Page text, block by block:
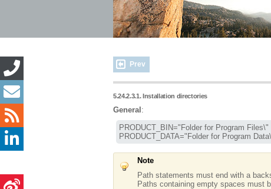
Prev
5.24.2.3.1. Installation directories
General :
PRODUCT_BIN="Folder for Program Files\"
PRODUCT_DATA="Folder for Program
Note
Path statements must end with a
Paths containing empty spaces must